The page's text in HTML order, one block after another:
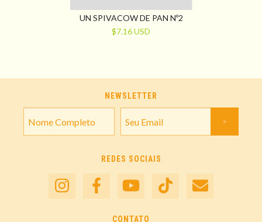
UN SPIVACOW DE PAN Nº2
$7.16 USD
NEWSLETTER
REDES SOCIAIS
CONTATO